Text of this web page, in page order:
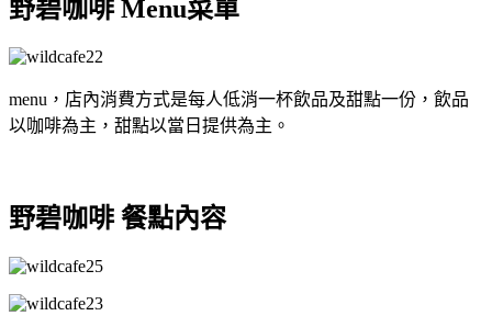
野碧咖啡 Menu菜單
menu，店內消費方式是每人低消一杯飲品及甜點一份，飲品
以咖啡為主，甜點以當日提供為主。
野碧咖啡 餐點內容